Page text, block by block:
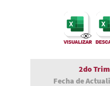
2do
Fecha de